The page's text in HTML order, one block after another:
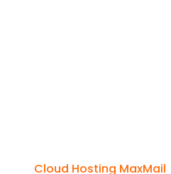
Cloud Hosting MaxMail